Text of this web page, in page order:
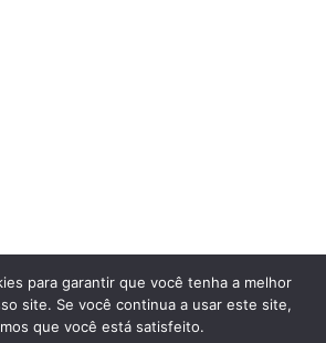
para garantir que você tenha a melhor
site. Se você continua a usar este site,
que você está satisfeito.